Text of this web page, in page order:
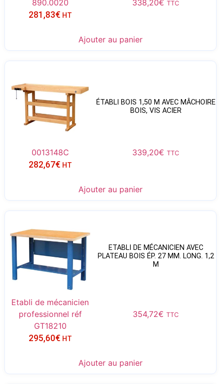
890.0020 338,20€ TTC
281,83€ HT
Ajouter au panier
ÉTABLI BOIS 1,50 M AVEC MÂCHOIRE
BOIS, VIS ACIER
0013148C 339,20€ TTC
282,67€ HT
Ajouter au panier
ETABLI DE MÉCANICIEN AVEC
PLATEAU BOIS ÉP. 27 MM. LONG. 1,2
M
Etabli de mécanicien
professionnel réf
GT18210
354,72€ TTC
295,60€ HT
Ajouter au panier